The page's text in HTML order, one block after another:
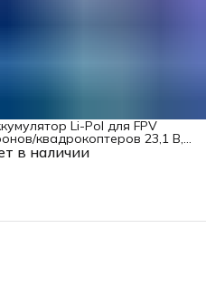
в наличии
Li-Pol для FPV
квадрокоптеров 23,1 В,
мАч, 370 ВТ